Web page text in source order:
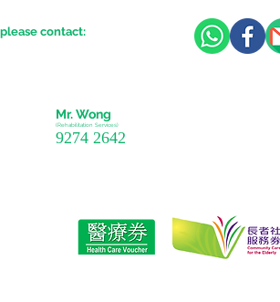
contact:
Mr. Wong
(Rehabilitation Services)
9274 2642